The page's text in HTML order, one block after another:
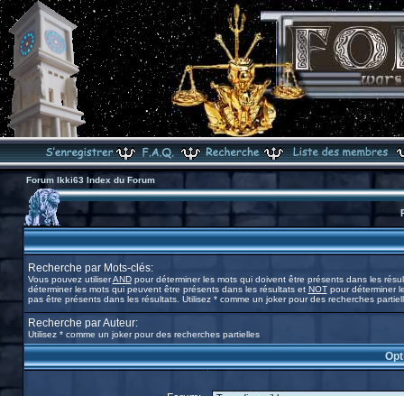
Forum Ikki63 Index du Forum
Recherche par Mots-clés:
Vous pouvez utiliserANDpour déterminer les mots qui doivent être présents dans les
déterminer les mots qui peuvent être présents dans les résultats et NOTpour déterminer
pas être présents dans les résultats. Utilisez * comme un joker pour des recherches
Recherche par Auteur:
Utilisez * comme un joker pour des recherches partielles